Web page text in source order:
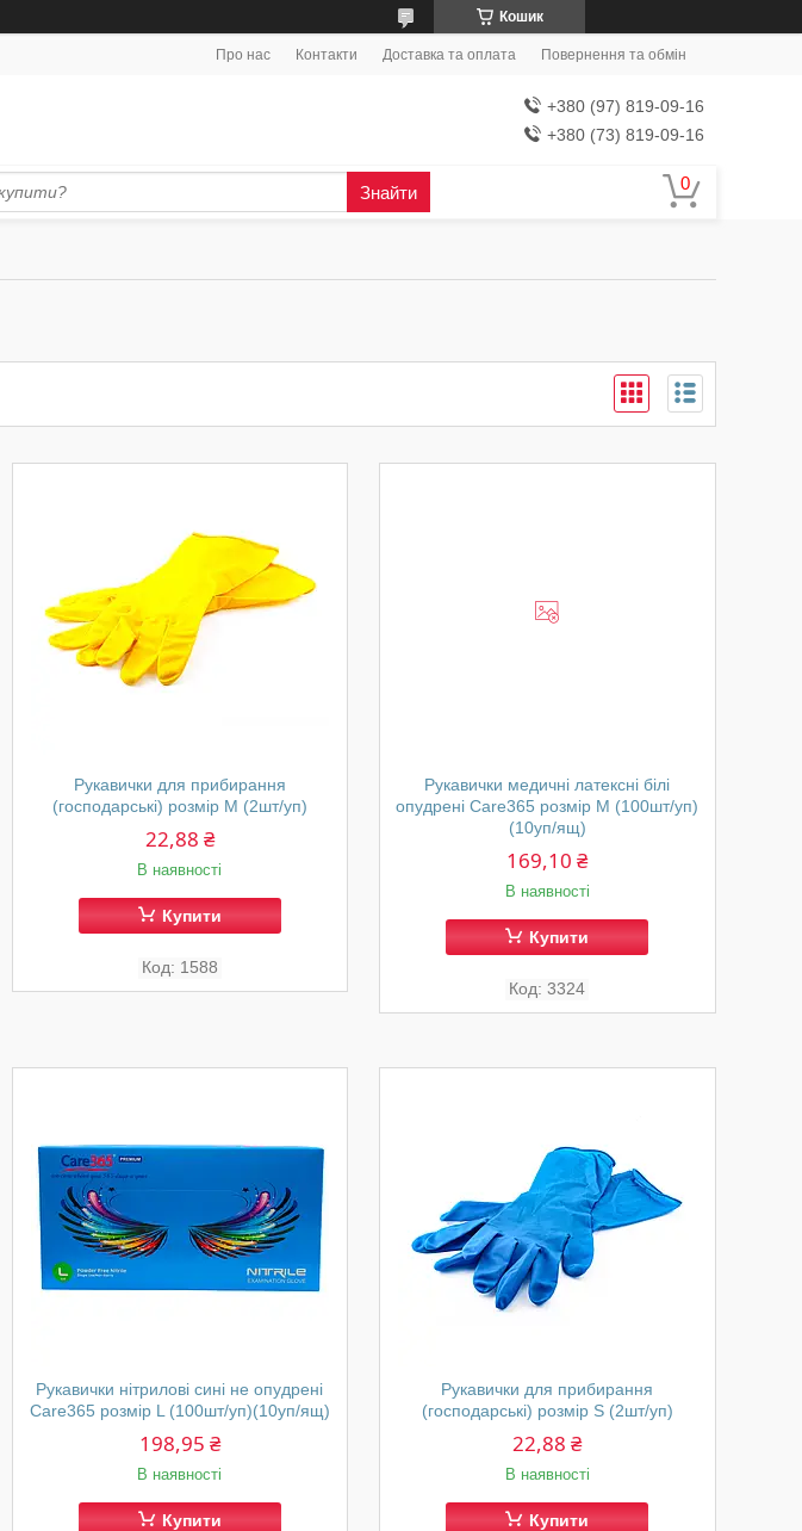
Кошик
Про нас Контакти Доставка та оплата Повернення та обмін
+380 (97) 819-09-16
+380 (73) 819-09-16
Знайти
Рукавички для прибирання
(господарські) розмір М (2шт/уп)
22,88 ₴
В наявності
Купити
1588
Рукавички медичні латексні білі
опудрені Care365 розмір М (100шт/уп)
(10уп/ящ)
169,10 ₴
В наявності
Купити
3324
Рукавички нітрилові сині не опудрені
Care365 розмір L (100шт/уп)(10уп/ящ)
198,95 ₴
В наявності
Купити
Рукавички для прибирання
(господарські) розмір S (2шт/уп)
22,88 ₴
В наявності
Купити